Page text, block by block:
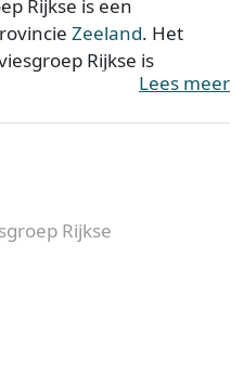
Rijkse is een
Zeeland. Het
Rijkse is
Het kantoor is bij de
en de
vind je
uit Goes en
mogelijkheden?
Lees meer
Rijkse